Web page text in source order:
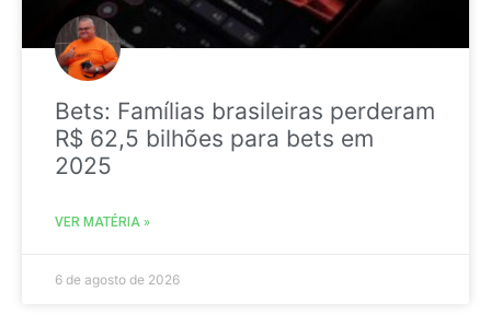
Bets: Famílias brasileiras perderam
R$ 62,5 bilhões para bets em
2025
VER MATÉRIA »
6 de agosto de 2026